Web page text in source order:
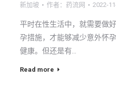
新加坡 作者： 药流网 2022-
平时在性生活中，就需要做
孕措施，才能够减少意外怀
健康。但还是有…
Read more